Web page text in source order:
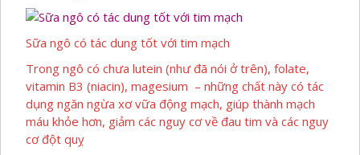
Sữa ngô có tác dung tốt với tim mạch
Trong ngô có chưa lutein (như đã nói ở trên), folate,
vitamin B3 (niacin), magesium – những chất này có tác
dụng ngăn ngừa xơ vữa động mạch, giúp thành mạch
máu khỏe hơn, giảm các nguy cơ về đau tim và các nguy
cơ đột quỵ